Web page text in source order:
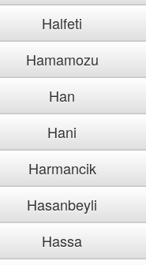
Halfeti
Hamamozu
Han
Hani
Harmancik
Hasanbeyli
Hassa